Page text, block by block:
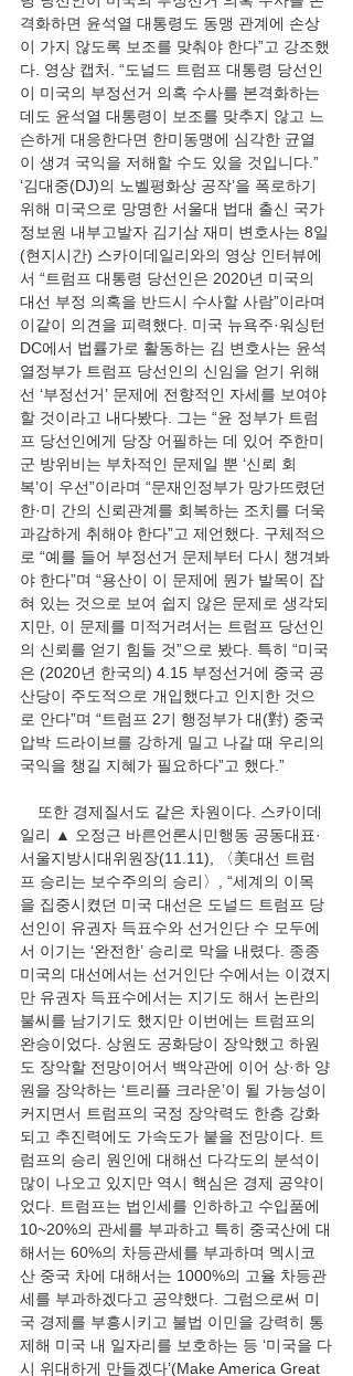
격화하면 윤석열 대통령도 동맹 관계에 손상
이 가지 않도록 보조를 맞춰야 한다”고 강조했
다. 영상 캡처. “도널드 트럼프 대통령 당선인
이 미국의 부정선거 의혹 수사를 본격화하는
데도 윤석열 대통령이 보조를 맞추지 않고 느
슨하게 대응한다면 한미동맹에 심각한 균열
이 생겨 국익을 저해할 수도 있을 것입니다.”
‘김대중(DJ)의 노벨평화상 공작’을 폭로하기
위해 미국으로 망명한 서울대 법대 출신 국가
정보원 내부고발자 김기삼 재미 변호사는 8일
(현지시간) 스카이데일리와의 영상 인터뷰에
서 “트럼프 대통령 당선인은 2020년 미국의
대선 부정 의혹을 반드시 수사할 사람”이라며
이같이 의견을 피력했다. 미국 뉴욕주·워싱턴
DC에서 법률가로 활동하는 김 변호사는 윤석
열정부가 트럼프 당선인의 신임을 얻기 위해
선 ‘부정선거’ 문제에 전향적인 자세를 보여야
할 것이라고 내다봤다. 그는 “윤 정부가 트럼
프 당선인에게 당장 어필하는 데 있어 주한미
군 방위비는 부차적인 문제일 뿐 ‘신뢰 회
복’이 우선”이라며 “문재인정부가 망가뜨렸던
한·미 간의 신뢰관계를 회복하는 조치를 더욱
과감하게 취해야 한다”고 제언했다. 구체적으
로 “예를 들어 부정선거 문제부터 다시 챙겨봐
야 한다”며 “용산이 이 문제에 뭔가 발목이 잡
혀 있는 것으로 보여 쉽지 않은 문제로 생각되
지만, 이 문제를 미적거려서는 트럼프 당선인
의 신뢰를 얻기 힘들 것”으로 봤다. 특히 “미국
은 (2020년 한국의) 4.15 부정선거에 중국 공
산당이 주도적으로 개입했다고 인지한 것으
로 안다”며 “트럼프 2기 행정부가 대(對) 중국
압박 드라이브를 강하게 밀고 나갈 때 우리의
국익을 챙길 지혜가 필요하다”고 했다.”
또한 경제질서도 같은 차원이다. 스카이데
일리 ▲ 오정근 바른언론시민행동 공동대표·
서울지방시대위원장(11.11), 〈美대선 트럼
프 승리는 보수주의의 승리〉, “세계의 이목
을 집중시켰던 미국 대선은 도널드 트럼프 당
선인이 유권자 득표수와 선거인단 수 모두에
서 이기는 ‘완전한’ 승리로 막을 내렸다. 종종
미국의 대선에서는 선거인단 수에서는 이겼지
만 유권자 득표수에서는 지기도 해서 논란의
불씨를 남기기도 했지만 이번에는 트럼프의
완승이었다. 상원도 공화당이 장악했고 하원
도 장악할 전망이어서 백악관에 이어 상·하 양
원을 장악하는 ‘트리플 크라운’이 될 가능성이
커지면서 트럼프의 국정 장악력도 한층 강화
되고 추진력에도 가속도가 붙을 전망이다. 트
럼프의 승리 원인에 대해선 다각도의 분석이
많이 나오고 있지만 역시 핵심은 경제 공약이
었다. 트럼프는 법인세를 인하하고 수입품에
10~20%의 관세를 부과하고 특히 중국산에 대
해서는 60%의 차등관세를 부과하며 멕시코
산 중국 차에 대해서는 1000%의 고율 차등관
세를 부과하겠다고 공약했다. 그럼으로써 미
국 경제를 부흥시키고 불법 이민을 강력히 통
제해 미국 내 일자리를 보호하는 등 ‘미국을 다
시 위대하게 만들겠다’(Make America Great